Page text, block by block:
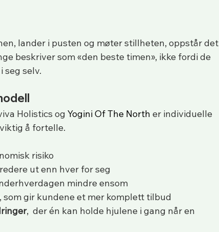
lander i pusten og møter stillheten, oppstår det
beskriver som «den beste timen», ikke fordi de
seg selv.
Holistics og Yogini Of The North er individuelle
å fortelle.
risiko
ut enn hver for seg
mindre ensom
, som gir kundene et mer komplett tilbud
,  der én kan holde hjulene i gang når en